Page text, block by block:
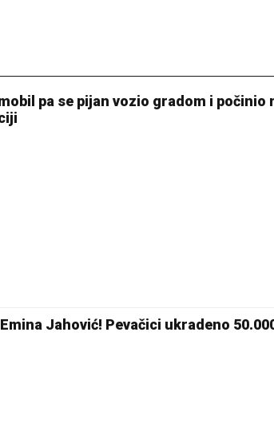
pa se pijan vozio gradom i
Jahović! Pevačici ukradeno